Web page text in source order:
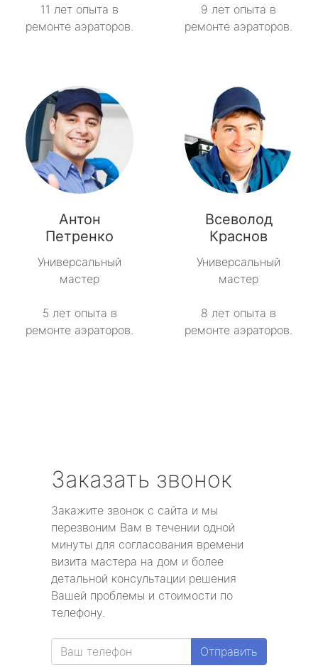
11 лет опыта в
ремонте аэраторов.
9 лет опыта в
ремонте аэраторов.
Антон
Петренко
Универсальный
мастер
5 лет опыта в
ремонте аэраторов.
Всеволод
Краснов
Универсальный
мастер
8 лет опыта в
ремонте аэраторов.
Заказать звонок
Закажите звонок с сайта и мы
перезвоним Вам в течении одной
минуты для согласования времени
визита мастера на дом и более
детальной консультации решения
Вашей проблемы и стоимости по
телефону.
Отправить